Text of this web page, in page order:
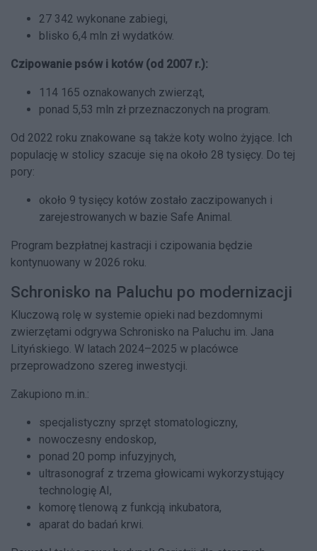
27 342 wykonane zabiegi,
blisko 6,4 mln zł wydatków.
Czipowanie psów i kotów (od 2007 r.):
114 165 oznakowanych zwierząt,
ponad 5,53 mln zł przeznaczonych na program.
Od 2022 roku znakowane są także koty wolno żyjące. Ich
populację w stolicy szacuje się na około 28 tysięcy. Do tej
pory:
około 9 tysięcy kotów zostało zaczipowanych i
zarejestrowanych w bazie Safe Animal.
Program bezpłatnej kastracji i czipowania będzie
kontynuowany w 2026 roku.
Schronisko na Paluchu po modernizacji
Kluczową rolę w systemie opieki nad bezdomnymi
zwierzętami odgrywa Schronisko na Paluchu im. Jana
Lityńskiego. W latach 2024–2025 w placówce
przeprowadzono szereg inwestycji.
Zakupiono m.in.:
specjalistyczny sprzęt stomatologiczny,
nowoczesny endoskop,
ponad 20 pomp infuzyjnych,
ultrasonograf z trzema głowicami wykorzystujący
technologię AI,
komorę tlenową z funkcją inkubatora,
aparat do badań krwi.